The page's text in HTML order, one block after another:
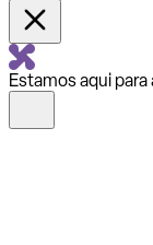
Estamos aqui